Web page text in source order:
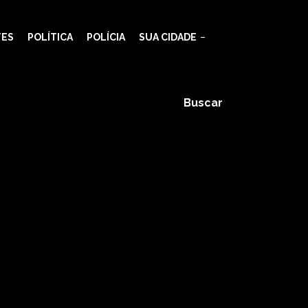
POLÍTICA POLÍCIA SUA CIDADE
Buscar